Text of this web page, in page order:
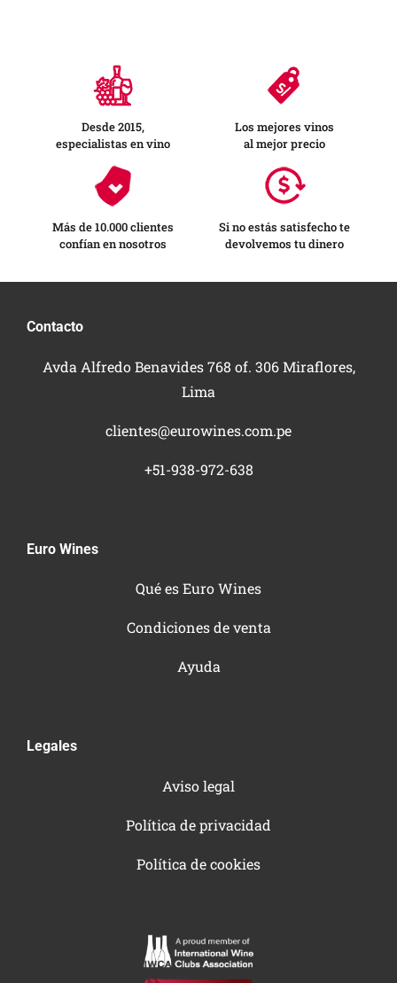
Desde 2015,
especialistas en vino
Los mejores vinos
al mejor precio
Más de 10.000 clientes
confían en nosotros
Si no estás satisfecho te
devolvemos tu dinero
Contacto
Avda Alfredo Benavides 768 of. 306 Miraflores,
Lima
clientes@eurowines.com.pe
+51-938-972-638
Euro Wines
Qué es Euro Wines
Condiciones de venta
Ayuda
Legales
Aviso legal
Política de privacidad
Política de cookies